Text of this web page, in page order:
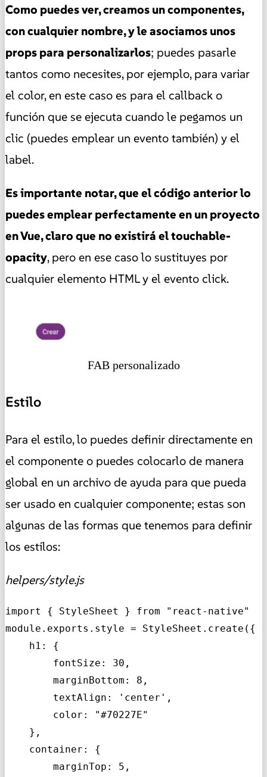
Como puedes ver, creamos un componentes,
con cualquier nombre, y le asociamos unos
props para personalizarlos; puedes pasarle
tantos como necesites, por ejemplo, para variar
el color, en este caso es para el callback o
función que se ejecuta cuando le pegamos un
clic (puedes emplear un evento también) y el
label.
Es importante notar, que el código anterior lo
puedes emplear perfectamente en un proyecto
en Vue, claro que no existirá el touchable-
opacity, pero en ese caso lo sustituyes por
cualquier elemento HTML y el evento click.
FAB personalizado
Estilo
Para el estilo, lo puedes definir directamente en
el componente o puedes colocarlo de manera
global en un archivo de ayuda para que pueda
ser usado en cualquier componente; estas son
algunas de las formas que tenemos para definir
los estilos:
helpers/style.js
import { StyleSheet } from "react-native"
module.exports.style = StyleSheet.create({
h1: {
fontSize: 30,
marginBottom: 8,
textAlign: 'center',
color: "#70227E"
},
container: {
marginTop: 5,